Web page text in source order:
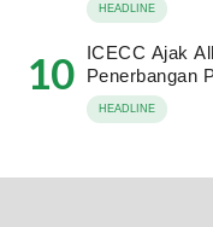
HEADLINE
10
ICECC Ajak
Penerbangan
HEADLINE